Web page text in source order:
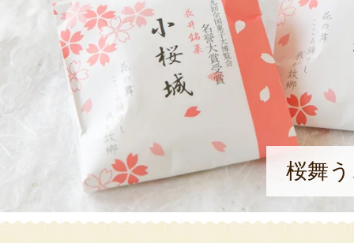
桜舞